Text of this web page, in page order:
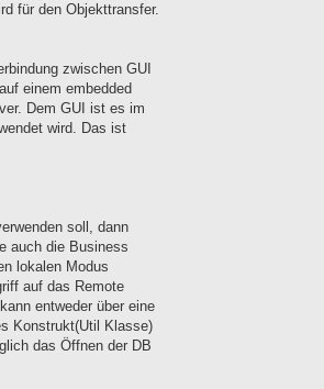
für den Objekttransfer.
zwischen GUI
einem embedded
Dem GUI ist es im
wird. Das ist
soll, dann
auch die Business
lokalen Modus
auf das Remote
entweder über eine
Konstrukt(Util Klasse)
das Öffnen der DB